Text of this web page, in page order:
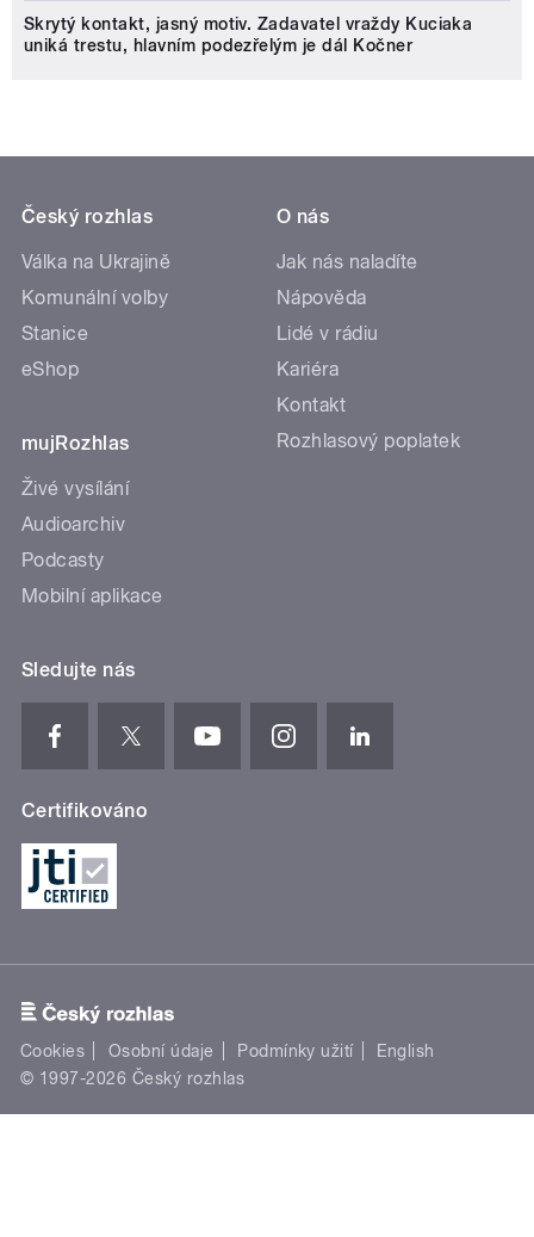
Skrytý kontakt, jasný motiv. Zadavatel vraždy Kuciaka
uniká trestu, hlavním podezřelým je dál Kočner
Český rozhlas
Válka na Ukrajině
Komunální volby
Stanice
eShop
mujRozhlas
Živé vysílání
Audioarchiv
Podcasty
Mobilní aplikace
O nás
Jak nás naladíte
Nápověda
Lidé v rádiu
Kariéra
Kontakt
Rozhlasový poplatek
Sledujte nás
Certifikováno
Cookies Osobní údaje Podmínky užití
English
© 1997-2026 Český rozhlas